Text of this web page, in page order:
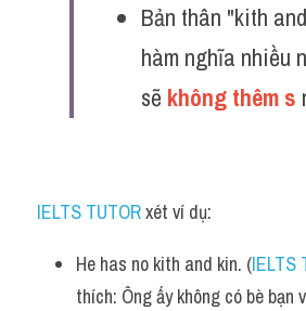
Bản thân "kith
hàm nghĩa nhiều
sẽ không thêm s
IELTS TUTOR xét ví dụ:
He has no kith and kin. (IELTS
thích: Ông ấy không có bè bạn